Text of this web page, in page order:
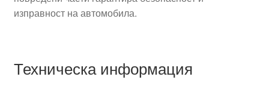
изправност на автомобила.
Техническа информация